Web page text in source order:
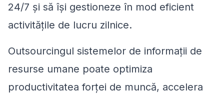
24/7 și să își gestioneze în mod eficient
activitățile de lucru zilnice.
Outsourcingul sistemelor de informații de
resurse umane poate optimiza
productivitatea forței de muncă, accelera